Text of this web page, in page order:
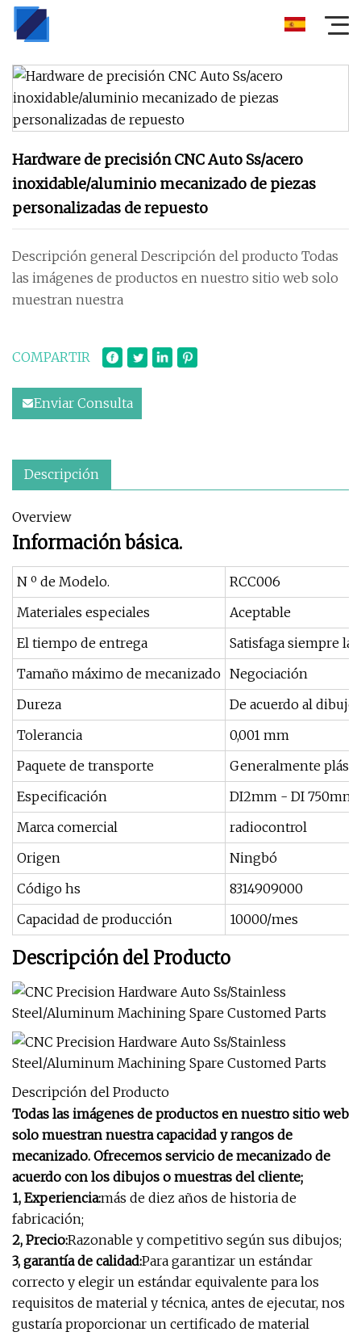
Hardware de precisión CNC Auto Ss/acero
inoxidable/aluminio mecanizado de piezas
personalizadas de repuesto
Descripción general Descripción del producto Todas
las imágenes de productos en nuestro sitio web solo
muestran nuestra
COMPARTIR
Enviar Consulta
Descripción
Overview
Información básica.
N º de Modelo.
RCC006
Materiales especiales
Aceptable
El tiempo de entrega
Satisfaga siempre la
Tamaño máximo de mecanizado Negociación
Dureza
De acuerdo al dibujo
Tolerancia
0,001 mm
Paquete de transporte
Generalmente
Especificación
DI2mm - DI 750mm
Marca comercial
radiocontrol
Origen
Ningbó
Código hs
8314909000
Capacidad de producción
10000/mes
Descripción del Producto
Descripción del Producto
Todas las imágenes de productos en nuestro sitio web
solo muestran nuestra capacidad y rangos de
mecanizado. Ofrecemos servicio de mecanizado de
acuerdo con los dibujos o muestras del cliente;
1, Experiencia:más de diez años de historia de
fabricación;
2, Precio:Razonable y competitivo según sus dibujos;
3, garantía de calidad:Para garantizar un estándar
correcto y elegir un estándar equivalente para los
requisitos de material y técnica, antes de ejecutar, nos
gustaría proporcionar un certificado de material